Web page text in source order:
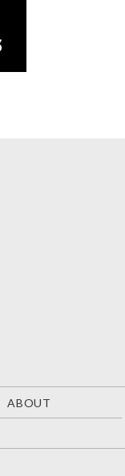
ABOUT